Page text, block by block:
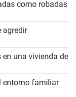
como robadas
agredir
una vivienda de
entorno familiar